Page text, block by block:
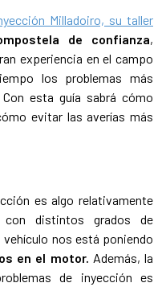
Milladoiro, su taller
de confianza,
experiencia en el campo
los problemas más
esta guía sabrá cómo
evitar las averías más
es algo relativamente
con distintos grados de
vehículo nos está poniendo
en el motor. Además, la
de inyección es